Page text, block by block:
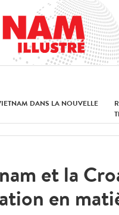
DANS LA NOUVELLE
et la
en